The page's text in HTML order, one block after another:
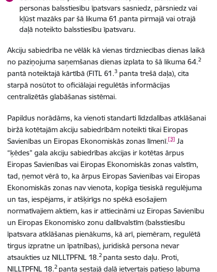
personas balsstiesību īpatsvars sasniedz, pārsniedz vai
kļūst mazāks par šā likuma 61.panta pirmajā vai otrajā
daļā noteikto balsstiesību īpatsvaru.
Akciju sabiedrība ne vēlāk kā vienas tirdzniecības dienas laikā
no paziņojuma saņemšanas dienas izplata to šā likuma 64.2
pantā noteiktajā kārtībā (FITL 61.3 panta trešā daļa), cita
starpā nosūtot to oficiālajai regulētās informācijas
centralizētās glabāšanas sistēmai.
Papildus norādāms, ka vienoti standarti līdzdalības atklāšanai
biržā kotētajām akciju sabiedrībām noteikti tikai Eiropas
Savienības un Eiropas Ekonomiskās zonas līmenī.[3] Ja
“ķēdes” gala akciju sabiedrības akcijas ir kotētas ārpus
Eiropas Savienības vai Eiropas Ekonomiskās zonas valstīm,
tad, ņemot vērā to, ka ārpus Eiropas Savienības vai Eiropas
Ekonomiskās zonas nav vienota, kopīga tiesiskā regulējuma
un tas, iespējams, ir atšķirīgs no spēkā esošajiem
normatīvajiem aktiem, kas ir attiecināmi uz Eiropas Savienību
un Eiropas Ekonomisko zonu dalībvalstīm (balsstiesību
īpatsvara atklāšanas pienākums, kā arī, piemēram, regulētā
tirgus izpratne un īpatnības), juridiskā persona nevar
atsaukties uz NILLTPFNL 18.2 panta sesto daļu. Proti,
NILLTPFNL 18.2 panta sestajā daļā ietvertais patieso labuma